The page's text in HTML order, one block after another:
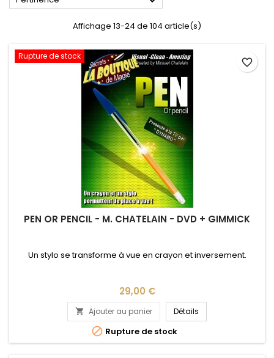
Affichage 13-24 de 104 article(s)
Rupture de stock
PEN OR PENCIL - M. CHATELAIN - DVD + GIMMICK
Un stylo se transforme à vue en crayon et inversement.
Prix
29,00 €
 Ajouter au panier Détails
 Rupture de stock
favorite_border